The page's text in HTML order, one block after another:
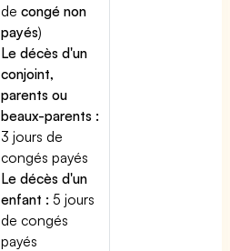
decongé non
payés)
Le décès d'un
conjoint,
parents ou
beaux-parents :
3 jours de
congés payés
Le décès d'un
enfant : 5 jours
de congés
payés